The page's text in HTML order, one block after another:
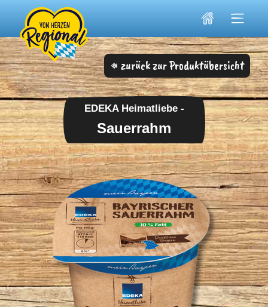
content
zurück zur Produktübersicht
EDEKA Heimatliebe -
Sauerrahm